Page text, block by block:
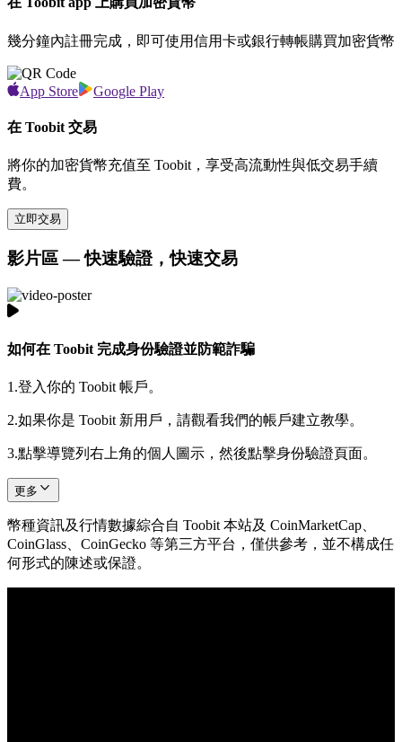
幾分鐘內註冊完成，即可使用信用卡或銀行轉帳購買加密貨幣
App Store Google Play
在 Toobit 交易
將你的加密貨幣充值至 Toobit，享受高流動性與低交易手續
費。
立即交易
影片區 — 快速驗證，快速交易
如何在 Toobit 完成身份驗證並防範詐騙
1.登入你的 Toobit 帳戶。
2.如果你是 Toobit 新用戶，請觀看我們的帳戶建立教學。
3.點擊導覽列右上角的個人圖示，然後點擊身份驗證頁面。
更多
幣種資訊及行情數據綜合自 Toobit 本站及 CoinMarketCap、
CoinGlass、CoinGecko 等第三方平台，僅供參考，並不構成任
何形式的陳述或保證。